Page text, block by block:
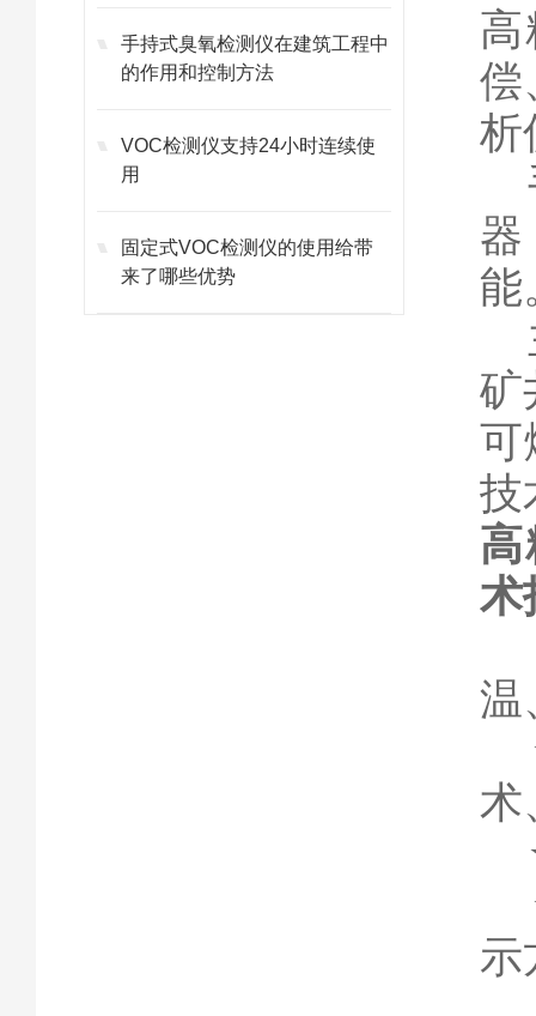
手持式臭氧检测仪在建筑工程中
的作用和控制方法
VOC检测仪支持24小时连续使
用
固定式VOC检测仪的使用给带
来了哪些优势
高
偿
析
器
能
矿
可
技
高
术
温
术
示